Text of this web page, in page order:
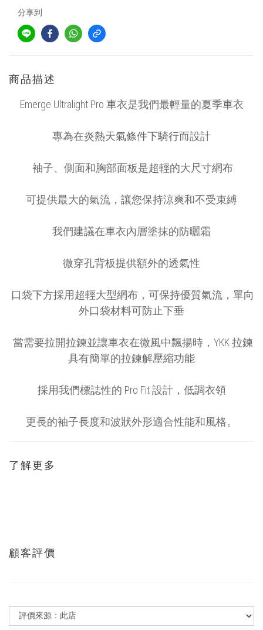
分享到
商品描述
Emerge Ultralight Pro 車衣是我們最輕量的夏季車衣
專為在炎熱天氣條件下騎行而設計
袖子、側面和胸部面板是超輕的大尺寸網布
可提供最大的氣流，讓您保持涼爽和不受束縛
我們建議在車衣內層塗抹的防曬霜
微穿孔背板提供額外的透氣性
口袋下方採用超輕大型網布，可保持優質氣流，單向
外口袋材料可防止下垂
當需要拉開拉鍊並讓車衣在微風中飄揚時，YKK 拉鍊
具有簡單的拉鍊解壓縮功能
採用我們標誌性的 Pro Fit 設計，低調衣領
更長的袖子長度和波狀外形適合性能和風格。
了解更多
顧客評價